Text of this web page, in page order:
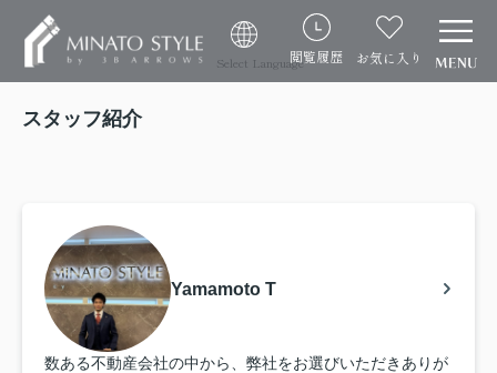
Select Language閲覧履歴 お気に入り
スタッフ紹介
Yamamoto T
数ある不動産会社の中から、弊社をお選びいただきありが